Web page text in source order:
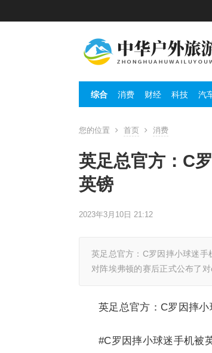
综合 消费 财经 科技 汽
您的位置 首页 消费
英足总官方：C
英镑
2023年3月10日 21:12
英足总官方：C罗因摔小球迷
对阵埃弗顿的赛后正式公布了
英足总官方：C罗因摔
#C罗因摔小球迷手机被